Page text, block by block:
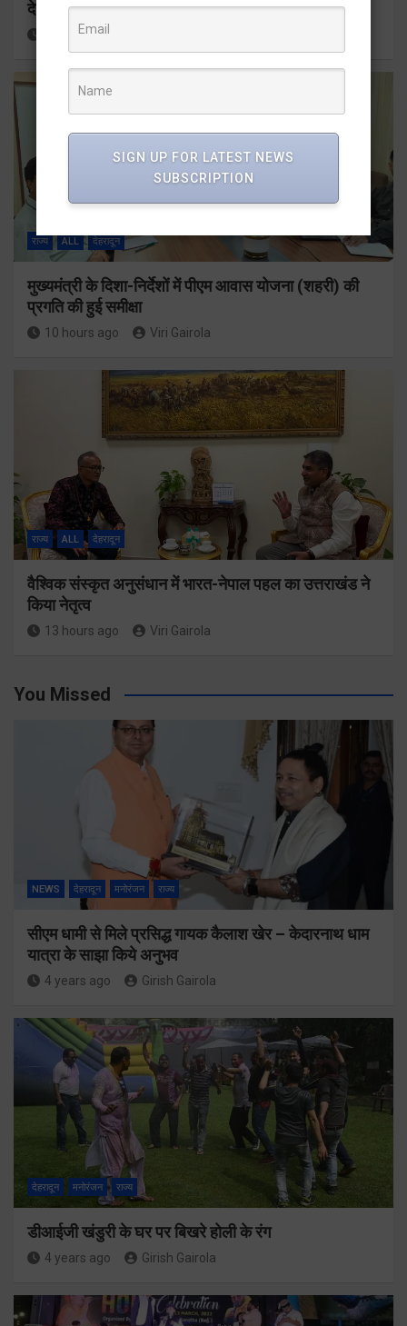
देहरादून-मसूरी के नियोजित विकास को मिलेगी रफ्तार
10 hours ago
राज्य ALL देहरादून
मुख्यमंत्री के दिशा-निर्देशों में पीएम आवास योजना (शहरी) की
प्रगति की हुई समीक्षा
10 hours ago Viri Gairola
राज्य ALL देहरादून
वैश्विक संस्कृत अनुसंधान में भारत-नेपाल पहल का उत्तराखंड ने
किया नेतृत्व
13 hours ago Viri Gairola
You Missed
NEWS देहरादून मनोरंजन राज्य
सीएम धामी से मिले प्रसिद्ध गायक कैलाश खेर – केदारनाथ धाम
यात्रा के साझा किये अनुभव
4 years ago Girish Gairola
देहरादून मनोरंजन राज्य
डीआईजी खंडुरी के घर पर बिखरे होली के रंग
4 years ago Girish Gairola
SIGN UP FOR LATEST NEWS
SUBSCRIPTION